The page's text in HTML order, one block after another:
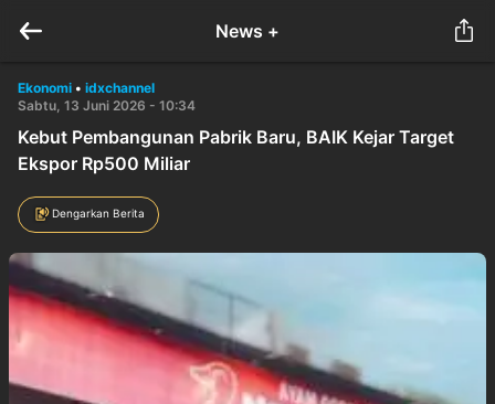
News +
Ekonomi • idxchannel
Sabtu, 13 Juni 2026 - 10:34
Kebut Pembangunan Pabrik Baru, BAIK Kejar Target
Ekspor Rp500 Miliar
Dengarkan Berita